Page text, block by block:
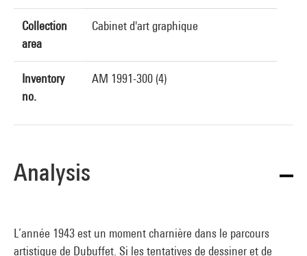
Collection
area
Cabinet d'art graphique
Inventory
no.
AM 1991-300 (4)
Analysis
L’année 1943 est un moment charnière dans le parcours
artistique de Dubuffet. Si les tentatives de dessiner et de